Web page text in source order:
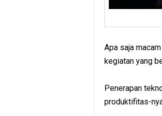
Apa saja
kegiatan yang
Penerapan
produktifitas-